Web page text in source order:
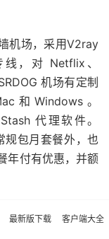
机场，采用V2ray
，对 Netflix、
机场有定制
和 Windows 。
代理软件。
规包月套餐外，也
年付有优惠，并额
最新版下载 客户端大全